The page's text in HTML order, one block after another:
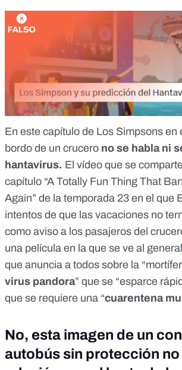
En este capítulo de Los Simpsons en
bordo de un crucero no se habla ni
hantavirus. El vídeo que se
capítulo “A Totally Fun Thing That
Again” de la temporada 23 en el que
intentos de que las vacaciones no
como aviso a los pasajeros del
una película en la que se ve al
que anuncia a todos sobre la
virus pandora” que se “esparce
que se requiere una “cuarentena
No, esta imagen de un
autobús sin protección